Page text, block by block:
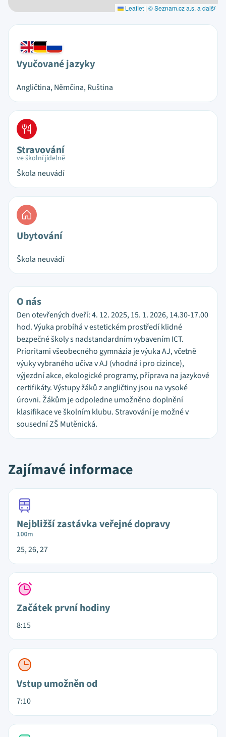
Leaflet | © Seznam.cz a.s. a další
Vyučované jazyky
Angličtina, Němčina, Ruština
Stravování
ve školní jídelně
Škola neuvádí
Ubytování
Škola neuvádí
O nás
Den otevřených dveří: 4. 12. 2025, 15. 1. 2026, 14.30-17.00
hod. Výuka probíhá v estetickém prostředí klidné
bezpečné školy s nadstandardním vybavením ICT.
Prioritami všeobecného gymnázia je výuka AJ, včetně
výuky vybraného učiva v AJ (vhodná i pro cizince),
výjezdní akce, ekologické programy, příprava na jazykové
certifikáty. Výstupy žáků z angličtiny jsou na vysoké
úrovni. Žákům je odpoledne umožněno doplnění
klasifikace ve školním klubu. Stravování je možné v
sousední ZŠ Mutěnická.
Zajímavé informace
Nejbližší zastávka veřejné dopravy
100m
25, 26, 27
Začátek první hodiny
8:15
Vstup umožněn od
7:10